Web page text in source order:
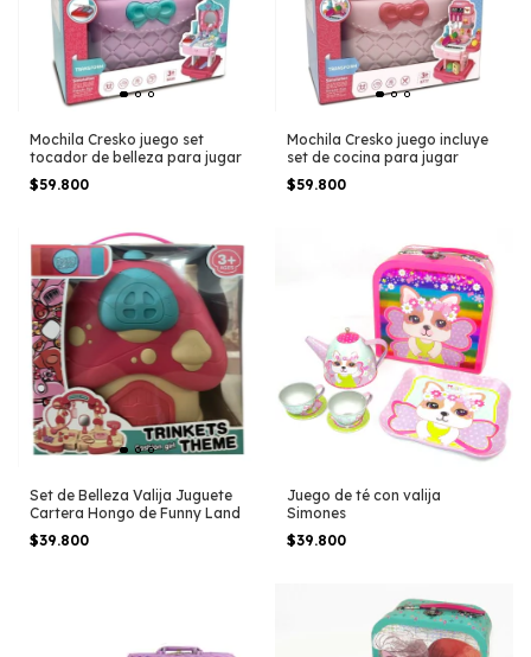
Mochila Cresko juego set
tocador de belleza para jugar
$59.800
Mochila Cresko juego incluye
set de cocina para jugar
$59.800
Set de Belleza Valija Juguete
Cartera Hongo de Funny Land
$39.800
Juego de té con valija
Simones
$39.800